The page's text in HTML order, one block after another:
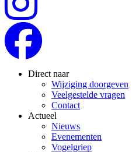
Direct naar
Wijziging doorgeven
Veelgestelde vragen
Contact
Actueel
Nieuws
Evenementen
Vogelgriep